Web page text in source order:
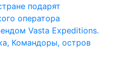
подарят
оператора
Vasta Expeditions.
Командоры, остров